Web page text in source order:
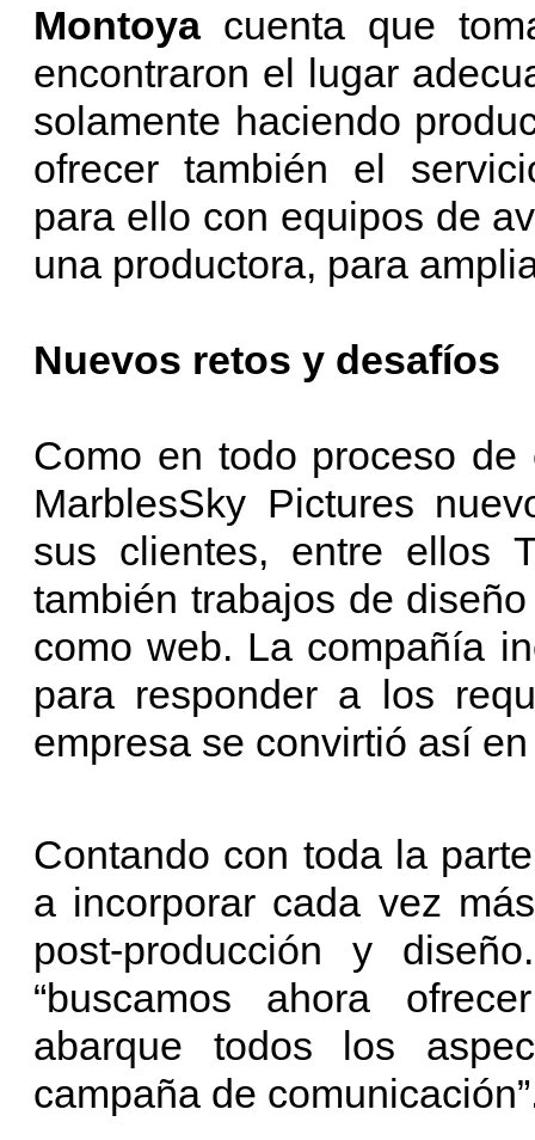
Montoya cuenta que
encontraron el lugar
solamente haciendo
ofrecer también el
para ello con equipos de
una productora, para
Nuevos retos y desafíos
Como en todo proceso
MarblesSky Pictures
sus clientes, entre ellos
también trabajos de
como web. La compañía
para responder a los
empresa se convirtió así
Contando con toda la
a incorporar cada vez
post-producción y
“buscamos ahora
abarque todos los
campaña de